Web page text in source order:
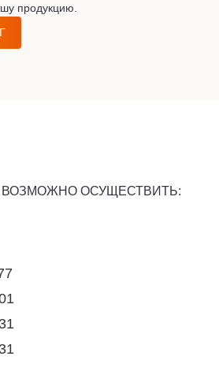
продукцию.
ВОЗМОЖНО ОСУЩЕСТВИТЬ: